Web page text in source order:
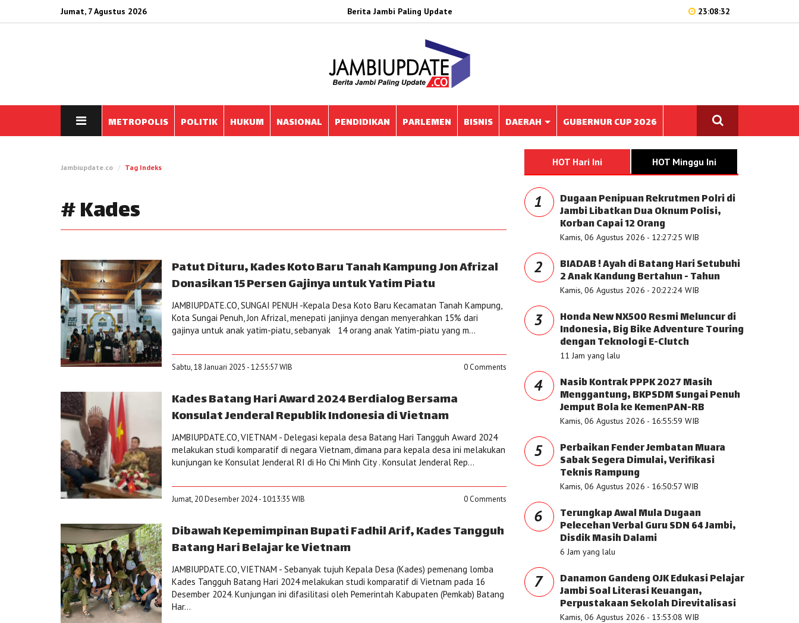
Jumat, 7 Agustus 2026 Berita Jambi Paling Update 23:08:32
METROPOLIS POLITIK HUKUM NASIONAL PENDIDIKAN PARLEMEN BISNIS DAERAH GUBERNUR CUP 2026
Jambiupdate.co Tag Indeks
# Kades
Patut Dituru, Kades Koto Baru Tanah Kampung Jon Afrizal
Donasikan 15 Persen Gajinya untuk Yatim Piatu
JAMBIUPDATE.CO, SUNGAI PENUH -Kepala Desa Koto Baru Kecamatan Tanah Kampung,
Kota Sungai Penuh, Jon Afrizal, menepati janjinya dengan menyerahkan 15% dari
gajinya untuk anak yatim-piatu, sebanyak 14 orang anak Yatim-piatu yang m...
Sabtu, 18 Januari 2025 - 12:55:57 WIB 0 Comments
Kades Batang Hari Award 2024 Berdialog Bersama
Konsulat Jenderal Republik Indonesia di Vietnam
JAMBIUPDATE.CO, VIETNAM - Delegasi kepala desa Batang Hari Tangguh Award 2024
melakukan studi komparatif di negara Vietnam, dimana para kepala desa ini melakukan
kunjungan ke Konsulat Jenderal RI di Ho Chi Minh City . Konsulat Jenderal Rep...
Jumat, 20 Desember 2024 - 10:13:35 WIB 0 Comments
Dibawah Kepemimpinan Bupati Fadhil Arif, Kades Tangguh
Batang Hari Belajar ke Vietnam
JAMBIUPDATE.CO, VIETNAM - Sebanyak tujuh Kepala Desa (Kades) pemenang lomba
Kades Tangguh Batang Hari 2024 melakukan studi komparatif di Vietnam pada 16
Desember 2024. Kunjungan ini difasilitasi oleh Pemerintah Kabupaten (Pemkab) Batang
Har...
HOT Hari Ini HOT Minggu Ini
1 Dugaan Penipuan Rekrutmen Polri di
Jambi Libatkan Dua Oknum Polisi,
Korban Capai 12 Orang
Kamis, 06 Agustus 2026 - 12:27:25 WIB
2 BIADAB ! Ayah di Batang Hari Setubuhi
2 Anak Kandung Bertahun - Tahun
Kamis, 06 Agustus 2026 - 20:22:24 WIB
3 Honda New NX500 Resmi Meluncur di
Indonesia, Big Bike Adventure Touring
dengan Teknologi E-Clutch
11 Jam yang lalu
4 Nasib Kontrak PPPK 2027 Masih
Menggantung, BKPSDM Sungai Penuh
Jemput Bola ke KemenPAN-RB
Kamis, 06 Agustus 2026 - 16:55:59 WIB
5 Perbaikan Fender Jembatan Muara
Sabak Segera Dimulai, Verifikasi
Teknis Rampung
Kamis, 06 Agustus 2026 - 16:50:57 WIB
6 Terungkap Awal Mula Dugaan
Pelecehan Verbal Guru SDN 64 Jambi,
Disdik Masih Dalami
6 Jam yang lalu
7 Danamon Gandeng OJK Edukasi Pelajar
Jambi Soal Literasi Keuangan,
Perpustakaan Sekolah Direvitalisasi
Kamis, 06 Agustus 2026 - 13:53:08 WIB